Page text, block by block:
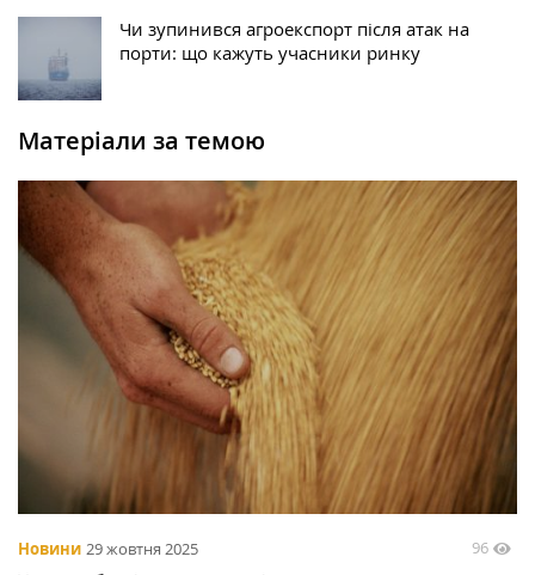
Чи зупинився агроекспорт після атак на
порти: що кажуть учасники ринку
Матеріали за темою
Новини 29 жовтня 2025 96